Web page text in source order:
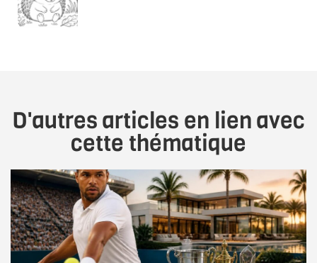
D'autres articles en lien avec
cette thématique